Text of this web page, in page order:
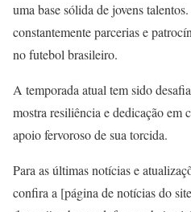
uma base sólida de jovens
constantemente parcerias e
no futebol brasileiro.
A temporada atual tem sido
mostra resiliência e dedicação em
apoio fervoroso de sua torcida.
Para as últimas notícias e
confira a [página de notícias do